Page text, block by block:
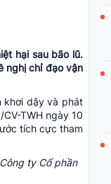
nghiệp
hại sau bão lũ.
nghị chỉ đạo vận
khơi dậy và phát
TWH ngày 10
tích cực tham
ty Cổ phần